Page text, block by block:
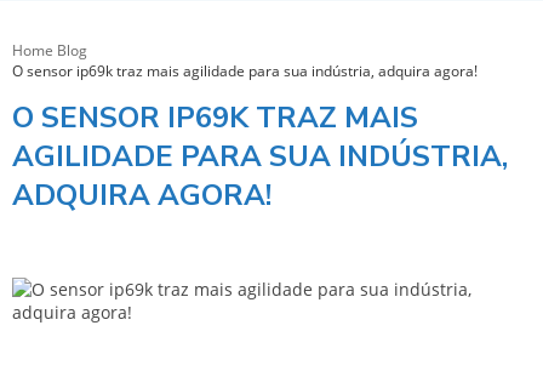
Home Blog
O sensor ip69k traz mais agilidade para sua indústria, adquira agora!
O SENSOR IP69K TRAZ MAIS
AGILIDADE PARA SUA INDÚSTRIA,
ADQUIRA AGORA!